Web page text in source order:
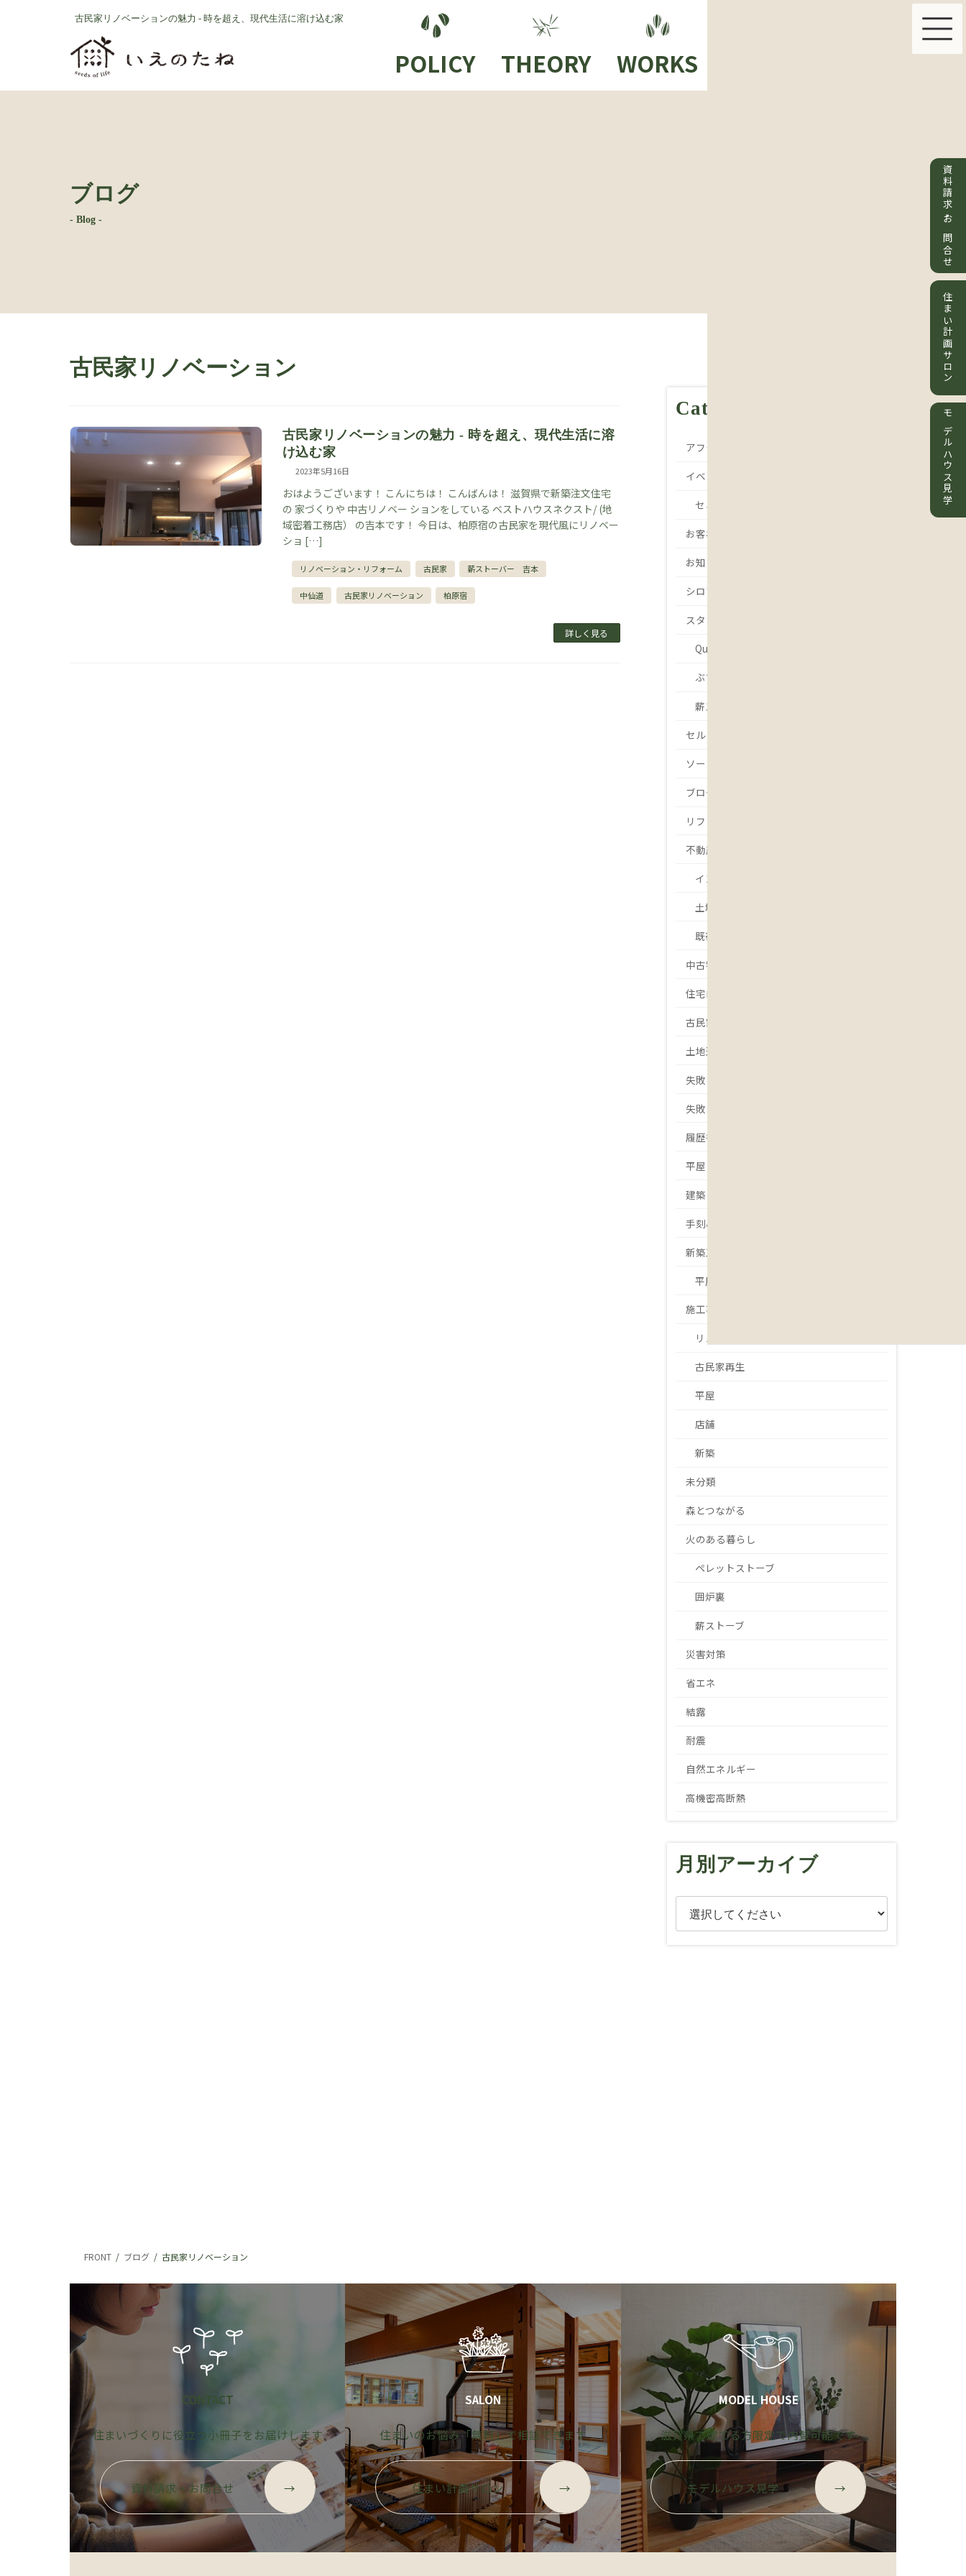
古民家リノベーションの魅力 - 時を超え、現代生活に溶け込む家
POLICY THEORY WORKS
ブログ
- Blog -
古民家リノベーション
古民家リノベーションの魅力 - 時を超え、現代生活に溶
け込む家
2023年5月16日
おはようございます！ こんにちは！ こんばんは！ 滋賀県で新築注文住宅
の 家づくりや 中古リノベー ションをしている ベストハウスネクスト/ (地
域密着工務店） の吉本です！ 今日は、柏原宿の古民家を現代風にリノベー
ショ […]
リノベーション・リフォーム 古民家 薪ストーバー 吉本
中仙道 古民家リノベーション 柏原宿
詳しく見る
Category
アフターメンテナンス
イベント
セミナー
お客様の声
お知らせ
シロアリ
スタッフBlog
Que será será.
ぶちょーの・・・
薪ストーバー 吉本
セルフビルド
ソーラー発電
ブログ
リフォーム
不動産
インスペクション
土地
既存住宅状況調査
中古物件・中古住宅
住宅ローン
古民家
土地選び
失敗しない土地選び
失敗しない家づくり
履歴書
平屋
建築日誌
手刻みの家
新築工事
平屋
施工事例
リノベーション・リフォーム
古民家再生
平屋
店舗
新築
未分類
森とつながる
火のある暮らし
ペレットストーブ
囲炉裏
薪ストーブ
災害対策
省エネ
結露
耐震
自然エネルギー
高機密高断熱
月別アーカイブ
FRONT ブログ 古民家リノベーション
CONTACT
住まいづくりに役立つ小冊子をお届けします
資料請求・お問合せ →
グ
ル
ー
プ
リ
ン
SALON
住まいのお悩み「無料」で相談できます
住まい計画サロン →
グ
ル
ー
プ
リ
ン
MODEL HOUSE
滋賀県で建てる方限定で内覧可能です
モデルハウス見学 →
ル
ー
プ
リ
ン
資料請求・お問合せ
住まい計画サロン
モデルハウス見学